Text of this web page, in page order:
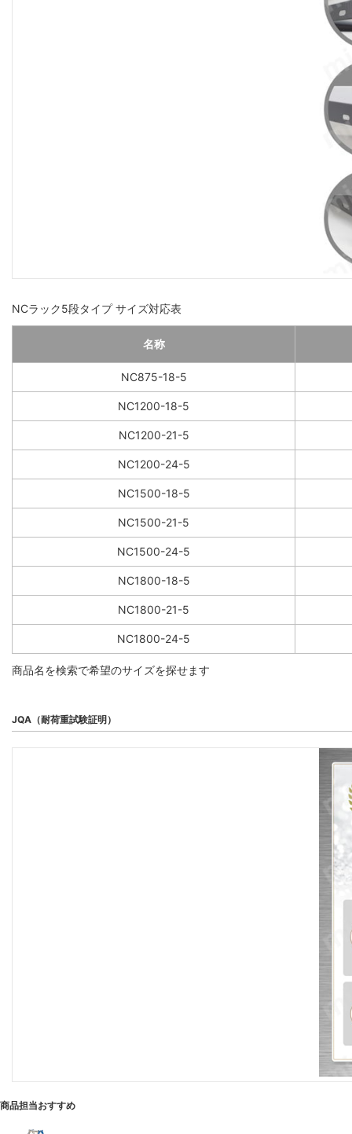
NCラック5段タイプ サイズ対応表
名称
NC875-18-5
NC1200-18-5
NC1200-21-5
NC1200-24-5
NC1500-18-5
NC1500-21-5
NC1500-24-5
NC1800-18-5
NC1800-21-5
NC1800-24-5
商品名を検索で希望のサイズを探せます
JQA（耐荷重試験証明）
商品担当おすすめ